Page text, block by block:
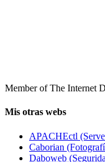
Member of The Internet
Mis otras webs
APACHEctl
Caborian
Daboweb